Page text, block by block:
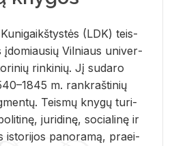
(LDK) teis­
įdo­miau­sių Vil­niaus uni­ver­
rin­ki­nių. Jį su­da­ro
m. rank­raš­ti­nių
Teis­mų kny­gų tu­ri­
ju­ri­di­nę, so­cia­li­nę ir
is­to­ri­jos pa­no­ra­mą, pra­ei­